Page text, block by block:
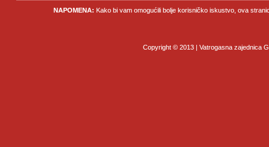
NAPOMENA: Kako bi vam omogućili bolje korisničko iskustvo, ova
Copyright © 2013 | Vatrogasna zajednica